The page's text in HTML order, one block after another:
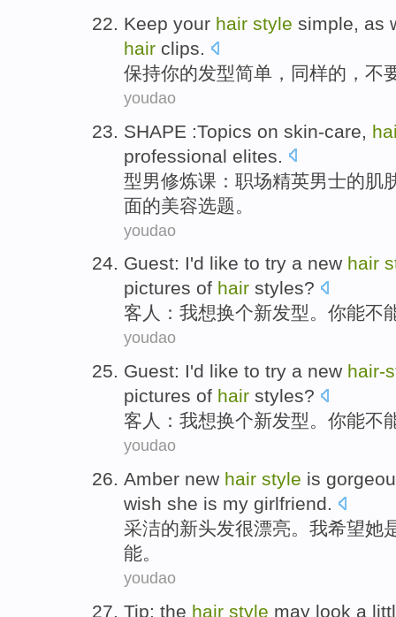
Keep your hair style simple, as
hair clips.
保持你的发型简单 ，同样的， 不
youdao
SHAPE :Topics on skin-care
professional elites
型男修炼课： 职场精英男士的肌
面的美容选题 。
youdao
Guest: I'd like to try a new hair
pictures of hair styles?
客人
： 我想换个新发型。 你能不
youdao
Guest: I'd like to try a new hair-
pictures of hair styles?
客人
： 我想换个新发型。 你能不
youdao
Amber new hair style is
wish she is my girlfriend.
采洁的新头发很漂亮。 我希望她
能。
youdao
Tip: the hair style may look a